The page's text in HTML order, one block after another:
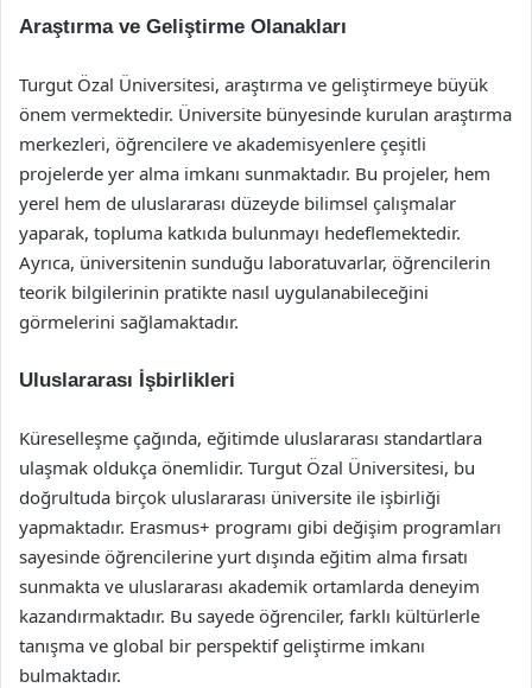
Araştırma ve Geliştirme Olanakları
Turgut Özal Üniversitesi, araştırma ve geliştirmeye büyük
önem vermektedir. Üniversite bünyesinde kurulan araştırma
merkezleri, öğrencilere ve akademisyenlere çeşitli
projelerde yer alma imkanı sunmaktadır. Bu projeler, hem
yerel hem de uluslararası düzeyde bilimsel çalışmalar
yaparak, topluma katkıda bulunmayı hedeflemektedir.
Ayrıca, üniversitenin sunduğu laboratuvarlar, öğrencilerin
teorik bilgilerinin pratikte nasıl uygulanabileceğini
görmelerini sağlamaktadır.
Uluslararası İşbirlikleri
Küreselleşme çağında, eğitimde uluslararası standartlara
ulaşmak oldukça önemlidir. Turgut Özal Üniversitesi, bu
doğrultuda birçok uluslararası üniversite ile işbirliği
yapmaktadır. Erasmus+ programı gibi değişim programları
sayesinde öğrencilerine yurt dışında eğitim alma fırsatı
sunmakta ve uluslararası akademik ortamlarda deneyim
kazandırmaktadır. Bu sayede öğrenciler, farklı kültürlerle
tanışma ve global bir perspektif geliştirme imkanı
bulmaktadır.